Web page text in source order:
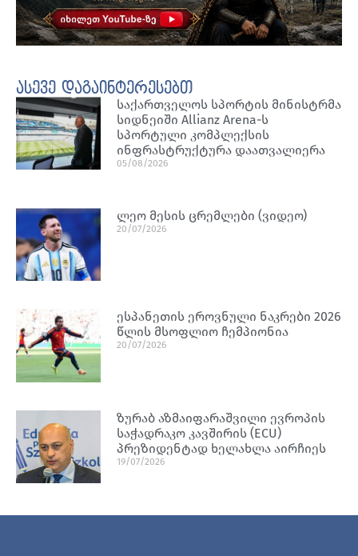
ასევე დაგაინტერესებთ
საქართველოს სპორტის მინისტრმა
სიდნეიში Allianz Arena-ს
სპორტული კომპლექსის
ინფრასტრუქტურა დაათვალიერა
05/08/2026
ლეო მესის ცრემლები (ვიდეო)
20/07/2026
ესპანეთის ეროვნული ნაკრები 2026
წლის მსოფლიო ჩემპიონია
20/07/2026
ზურაბ აზმაიფარაშვილი ევროპის
საჭადრაკო კავშირის (ECU)
პრეზიდენტად ხელახლა აირჩიეს
19/07/2026